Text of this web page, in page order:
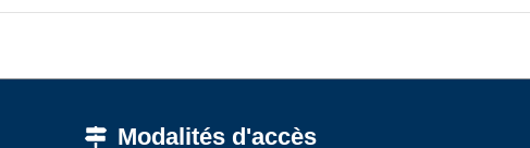
Modalités d'accès